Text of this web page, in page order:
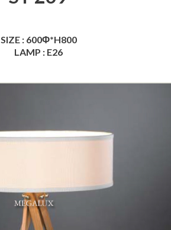
SIZE : 600Φ*H800
LAMP : E26